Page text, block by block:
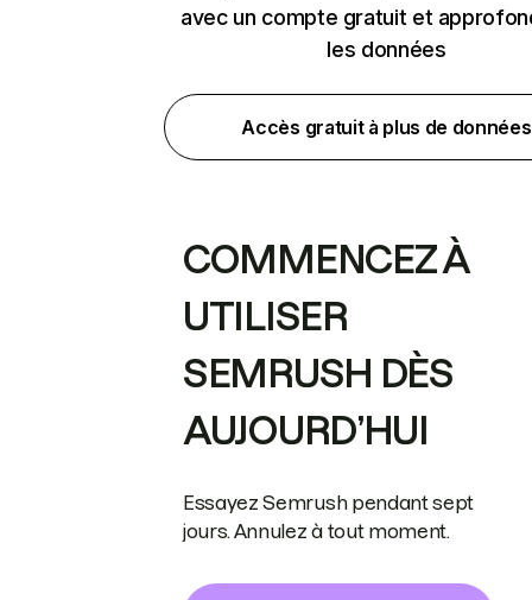
avec un compte gratuit et
les données
Accès gratuit à plus de données
COMMENCEZ À
UTILISER
SEMRUSH DÈS
AUJOURD’HUI
Essayez Semrush pendant sept
jours. Annulez à tout moment.